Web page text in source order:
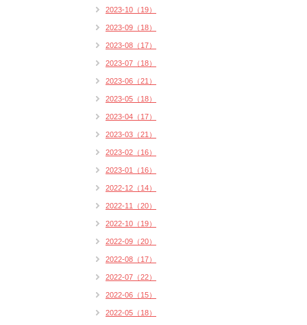
2023-10（19）
2023-09（18）
2023-08（17）
2023-07（18）
2023-06（21）
2023-05（18）
2023-04（17）
2023-03（21）
2023-02（16）
2023-01（16）
2022-12（14）
2022-11（20）
2022-10（19）
2022-09（20）
2022-08（17）
2022-07（22）
2022-06（15）
2022-05（18）